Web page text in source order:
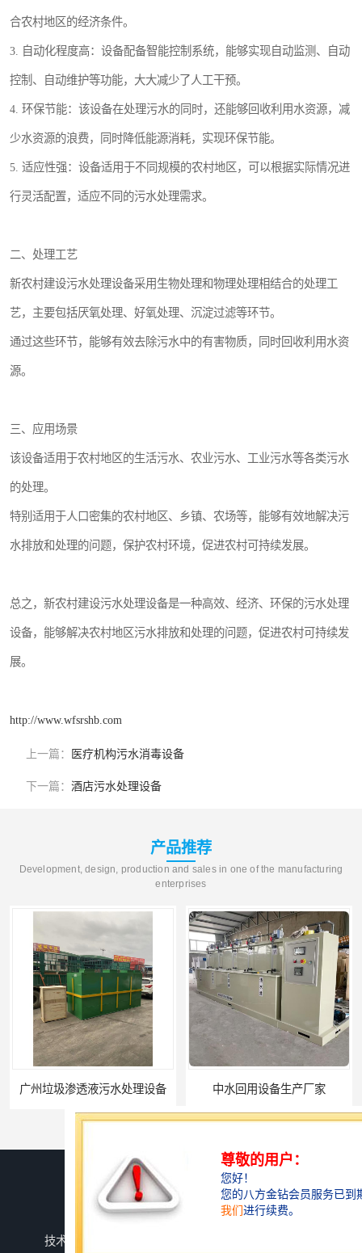
合农村地区的经济条件。
3. 自动化程度高：设备配备智能控制系统，能够实现自动监测、自动
控制、自动维护等功能，大大减少了人工干预。
4. 环保节能：该设备在处理污水的同时，还能够回收利用水资源，减
少水资源的浪费，同时降低能源消耗，实现环保节能。
5. 适应性强：设备适用于不同规模的农村地区，可以根据实际情况进
行灵活配置，适应不同的污水处理需求。
二、处理工艺
新农村建设污水处理设备采用生物处理和物理处理相结合的处理工
艺，主要包括厌氧处理、好氧处理、沉淀过滤等环节。
通过这些环节，能够有效去除污水中的有害物质，同时回收利用水资
源。
三、应用场景
该设备适用于农村地区的生活污水、农业污水、工业污水等各类污水
的处理。
特别适用于人口密集的农村地区、乡镇、农场等，能够有效地解决污
水排放和处理的问题，保护农村环境，促进农村可持续发展。
总之，新农村建设污水处理设备是一种高效、经济、环保的污水处理
设备，能够解决农村地区污水排放和处理的问题，促进农村可持续发
展。
http://www.wfsrshb.com
上一篇： 医疗机构污水消毒设备
下一篇： 酒店污水处理设备
产品推荐
Development, design, production and sales in one of the manufacturing
enterprises
广州垃圾渗透液污水处理设备 中水回用设备生产厂家
您是第 位访客
版权所有 ©2026-08-08 鲁ICP备2024134526号-1
潍坊上善若水环保科技有限公司
技术支持：